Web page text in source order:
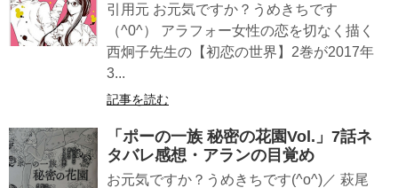
引用元 お元気ですか？うめきちです
（^0^） アラフォー女性の恋を切なく描く
西炯子先生の【初恋の世界】2巻が2017年
3...
記事を読む
「ポーの一族 秘密の花園Vol.」7話ネ
タバレ感想・アランの目覚め
お元気ですか？うめきちです(^o^)／ 萩尾